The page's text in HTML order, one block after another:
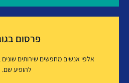
פרסום
אלפי אנשים מחפשים שירותים שונים
להופיע שם.